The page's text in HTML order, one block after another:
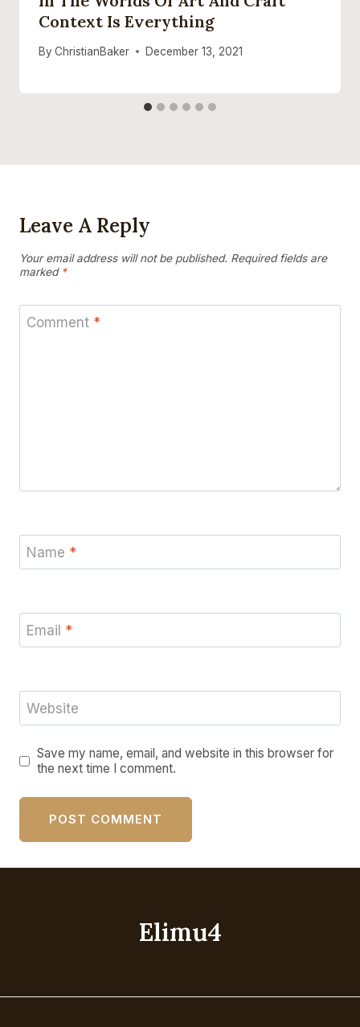
Context Is Everything
By ChristianBaker December 13, 2021
Leave A Reply
Your email address will not be published. Required fields are
marked *
Comment *
Name *
Email *
Website
Save my name, email, and website in this browser for
the next time I comment.
Elimu4